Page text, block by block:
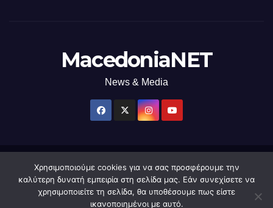
MacedoniaNET
News & Media
Δημιουργήθηκε από το digital2000 με την Υποστήριξη του WordPress
Θέμα: Newsup απόThemeansar.
Χρησιμοποιούμε cookies για να σας προσφέρουμε την
καλύτερη δυνατή εμπειρία στη σελίδα μας. Εάν συνεχίσετε να
χρησιμοποιείτε τη σελίδα, θα υποθέσουμε πως είστε
ικανοποιημένοι με αυτό.